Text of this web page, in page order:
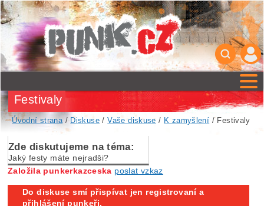
Festivaly
Úvodní strana/ Diskuse /Vaše diskuse / K zamyšlení / Festivaly
Zde diskutujeme na téma:
Jaký festy máte nejradši?
Založila punkerkazceska poslat vzkaz
Do diskuse smí přispívat jen registrovaní a
přihlášení punkeři.